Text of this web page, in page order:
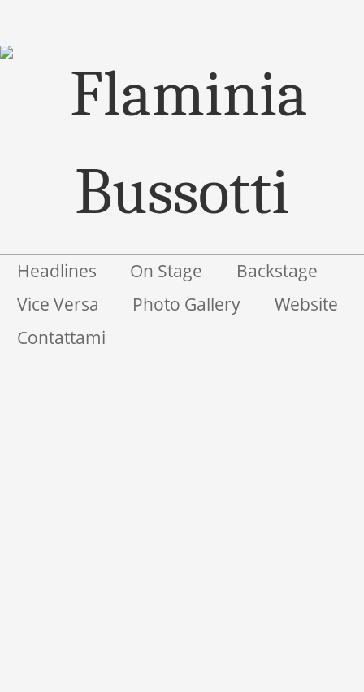
Menu
Salta il contenuto
Headlines On Stage
Backstage
Vice Versa
Photo Gallery
Website
Contattami